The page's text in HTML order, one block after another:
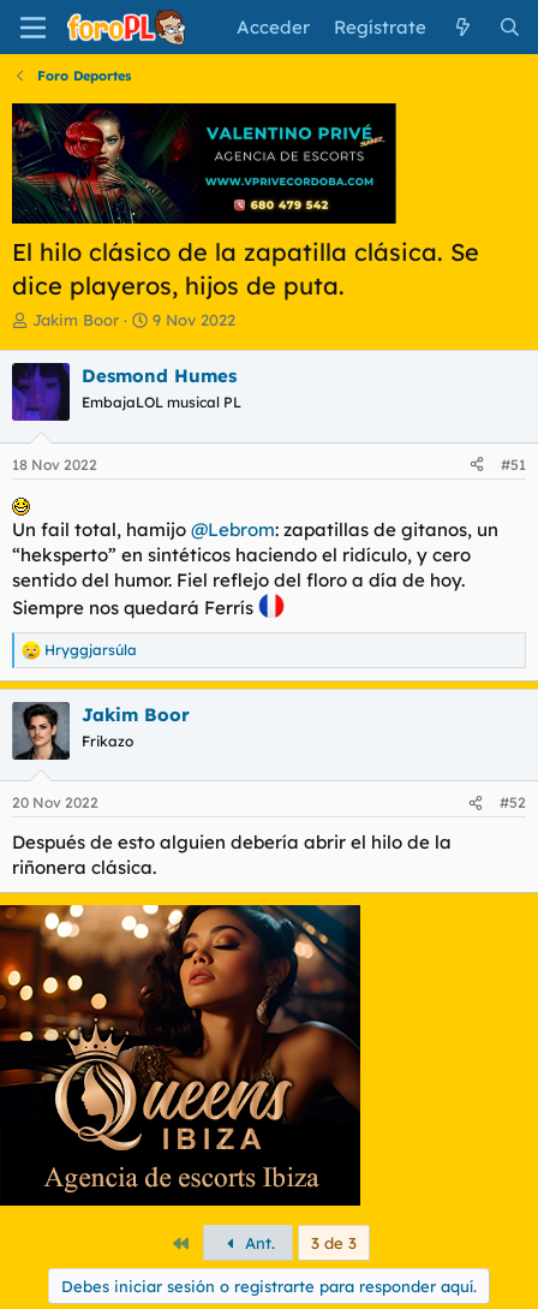
Acceder Regístrate
Foro Deportes
El hilo clásico de la zapatilla clásica. Se
dice playeros, hijos de puta.
I
i
c
i
a
d
o
e
l
t
m
a
Jakim Boor
F
h
a
e
c
i
o
9 Nov 2022
Desmond Humes
EmbajaLOL musical PL
18 Nov 2022 #51
Un fail total, hamijo @Lebrom: zapatillas de gitanos, un
“heksperto” en sintéticos haciendo el ridículo, y cero
sentido del humor. Fiel reflejo del floro a día de hoy.
Siempre nos quedará Ferrís
R
e
a
c
c
i
e
:
Hryggjarsúla
Jakim Boor
Frikazo
20 Nov 2022 #52
Después de esto alguien debería abrir el hilo de la
riñonera clásica.
PrimeroAnt. 3 de 3
Debes iniciar sesión o registrarte para responder aquí.